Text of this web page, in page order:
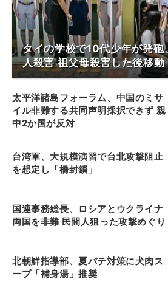
タイの学校で10代少年が発
人殺害 祖父母殺害した後移動
太平洋諸島フォーラム、中国のミサ
イル非難する共同声明採択できず 親
中2か国が反対
台湾軍、大規模演習で台北攻撃阻止
を想定し「橋封鎖」
国連事務総長、ロシアとウクライナ
両国を非難 民間人狙った攻撃めぐり
北朝鮮指導部、夏バテ対策に犬肉ス
ープ「補身湯」推奨